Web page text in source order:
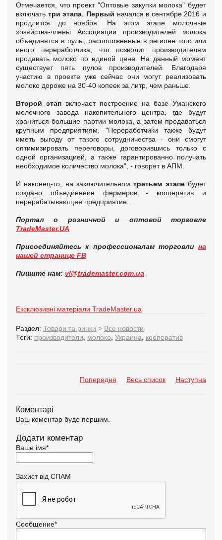
Отмечается, что проект "Оптовые закупки молока" будет
включать три этапа Первый начался в сентябре 2016 и
продлится до ноября. На этом этапе молочные
хозяйства-члены Ассоциации производителей молока
объединятся в пулы, расположенные в регионе того или
иного переработчика, что позволит производителям
продавать молоко по единой цене. На данный момент
существует пять пулов производителей. Благодаря
участию в проекте уже сейчас они могут реализовать
молоко дороже на 30-40 копеек за литр, чем раньше.
Второй этап включает построение на базе Уманского
молочного завода накопительного центра, где будут
храниться большие партии молока, а затем продаваться
крупным предприятиям. "Переработчики также будут
иметь выгоду от такого сотрудничества - они смогут
оптимизировать переговоры, договорившись только с
одной организацией, а также гарантированно получать
необходимое количество молока", - говорят в АПМ.
И наконец-то, на заключительномтретьем этапебудет
создано объединение фермеров - кооператив и
перерабатывающее предприятие.
Портал о розничной и оптовой торговле
TradeMaster.UA
Присоединяйтесь к профессионалам торговли на
нашей странице FB
Пишите нам: vl@trademaster.com.ua
Ексклюзивні матеріали TradeMaster.ua
Раздел: Товари та ринки > Все новости
Теги: производители молоко Украина кооператив
Попередня Весь список Наступна
Коментарі
Ваш коментар буде першим.
Додати коментар
Ваше імя*
Захист від СПАМ
Сообщение*